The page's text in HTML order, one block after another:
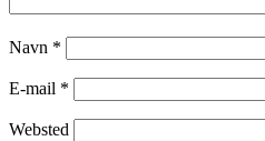
Navn *
E-mail *
Websted